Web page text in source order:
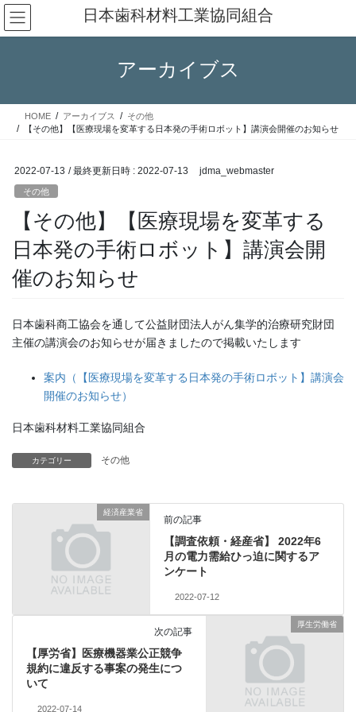
コ
ン
テ
ス
ナ
ビ
ゲ
ン
日本歯科材料工業協同組合
アーカイブス
HOME アーカイブス
その他
【その他】【医療現場を変革する日本発の手術ロボット】講演会開催のお知らせ
2022-07-13 / 最終更新日時 : 2022-07-13 jdma_webmaster
その他
【その他】【医療現場を変革する
日本発の手術ロボット】講演会開
催のお知らせ
日本歯科商工協会を通して公益財団法人がん集学的治療研究財団
主催の講演会のお知らせが届きましたので掲載いたします
案内（【医療現場を変革する日本発の手術ロボット】講演会
開催のお知らせ）
日本歯科材料工業協同組合
カテゴリー その他
経済産業省
前の記事
【調査依頼・経産省】 2022年6
月の電力需給ひっ迫に関するア
ンケート
2022-07-12
厚生労働省
次の記事
【厚労省】医療機器業公正競争
規約に違反する事案の発生につ
いて
2022-07-14